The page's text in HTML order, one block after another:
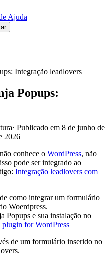
Ajuda
Integração leadlovers
Popups:
· Publicado em 8 de junho de
2026
conhece o WordPress, não
pode ser integrado ao
Integração leadlovers com
como integrar um formulário
Woerdpress.
Popups e sua instalação no
for WordPress
de um formulário inserido no